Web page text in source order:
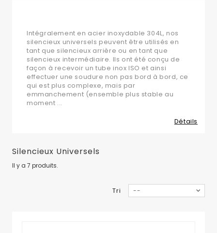
Intégralement en acier inoxydable 304L, nos
silencieux universels peuvent être utilisés en
tant que silencieux arrière ou en tant que
silencieux intermédiaire. Ils ont été conçu de
façon à recevoir un tube inox ISO et ainsi
effectuer une soudure non pas bord à bord, ce
qui est plus complexe, mais par
emmanchement (ensemble plus stable au
moment ...
Détails
Silencieux Universels
Il y a 7 produits.
Tri --